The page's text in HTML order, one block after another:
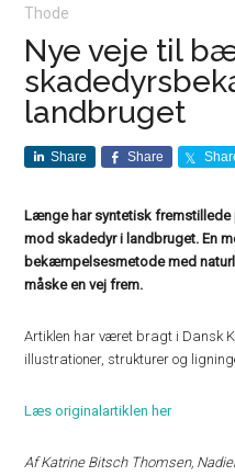
Thode
Nye veje til
landbruget
Share Share
Længe har syntetisk
mod skadedyr i landbruget. En
bekæmpelsesmetode med
måske en vej frem.
Artiklen har været bragt i Dansk
illustrationer, strukturer og
Læs originalartiklen her
Af Katrine Bitsch Thomsen,